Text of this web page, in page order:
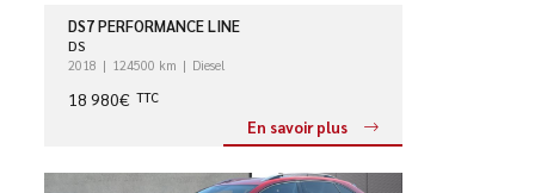
DS7 PERFORMANCE LINE
DS
2018 124500 km Diesel
18 980€ TTC
En savoir plus